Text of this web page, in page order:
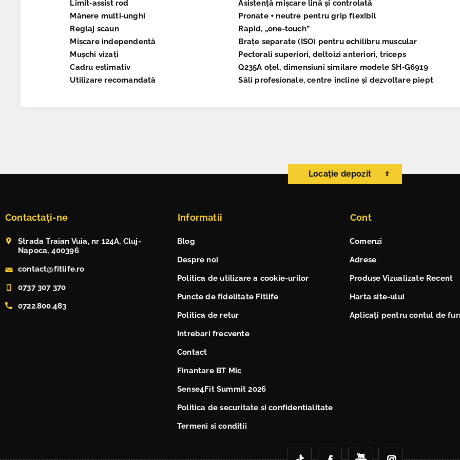
Limit‑assist rod
Asistență mișcare lină și controlată
Mânere multi‑unghi
Pronate + neutre pentru grip flexibil
Reglaj scaun
Rapid, „one‑touch”
Mișcare independentă
Brațe separate (ISO) pentru echilibru muscular
Mușchi vizați
Pectorali superiori, deltoizi anteriori, triceps
Cadru estimativ
Q235A oțel, dimensiuni similare modele SH‑G6919
Utilizare recomandată
Săli profesionale, centre incline și dezvoltare piept
Locație depozit
Contactați-ne
Strada Traian Vuia, nr 124A, Cluj-
Napoca, 400396
contact@fitlife.ro
0737 307 370
0722.800.483
Informatii
Blog
Despre noi
Politica de utilizare a cookie-urilor
Puncte de fidelitate Fitlife
Politica de retur
Intrebari frecvente
Contact
Finantare BT Mic
Sense4Fit Summit 2026
Politica de securitate si confidentialitate
Termeni si conditii
Cont
Comenzi
Adrese
Produse Vizualizate Recent
Harta site-ului
Aplicați pentru contul de